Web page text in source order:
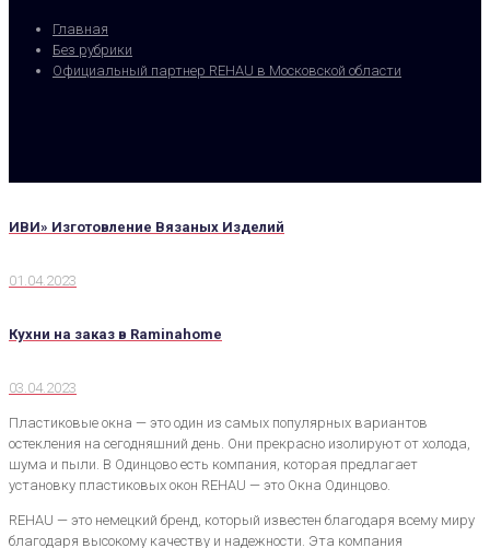
Главная
Без рубрики
Официальный партнер REHAU в Московской области
ИВИ» Изготовление Вязаных Изделий
01.04.2023
Кухни на заказ в Raminahome
03.04.2023
Пластиковые окна — это один из самых популярных вариантов
остекления на сегодняшний день. Они прекрасно изолируют от холода,
шума и пыли. В Одинцово есть компания, которая предлагает
установку пластиковых окон REHAU — это Окна Одинцово.
REHAU — это немецкий бренд, который известен благодаря всему миру
благодаря высокому качеству и надежности. Эта компания